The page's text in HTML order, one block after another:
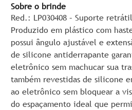
Sobre o brinde
Red.: LP030408 – Suporte
Produzido em plástico com
possui ângulo ajustável e
de silicone antiderrapante
eletrônico sem machucar sua
também revestidas de silicone
ao eletrônico sem bloquear a
do espaçamento ideal que